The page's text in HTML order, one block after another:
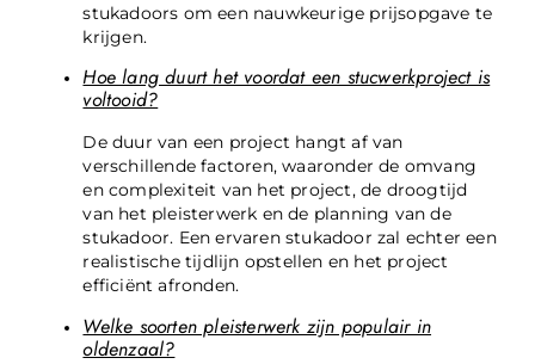
stukadoors om een nauwkeurige prijsopgave te
krijgen.
Hoe lang duurt het voordat een stucwerkproject is
voltooid?
De duur van een project hangt af van
verschillende factoren, waaronder de omvang
en complexiteit van het project, de droogtijd
van het pleisterwerk en de planning van de
stukadoor. Een ervaren stukadoor zal echter een
realistische tijdlijn opstellen en het project
efficiënt afronden.
Welke soorten pleisterwerk zijn populair in
oldenzaal?